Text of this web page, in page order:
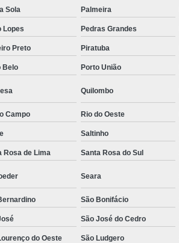
Sola Palmeira
Lopes Pedras Grandes
Preto Piratuba
Belo Porto União
Quilombo
Campo Rio do Oeste
Saltinho
Rosa de Lima Santa Rosa do Sul
Seara
São Bonifácio
São José do Cedro
do Oeste São Ludgero